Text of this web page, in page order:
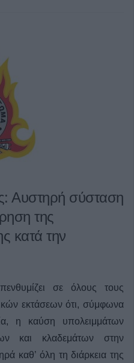
Αυστηρή σύσταση
της
κατά την
σε όλους τους
εκτάσεων ότι, σύμφωνα
η καύση υπολειμμάτων
και κλαδεμάτων στην
καθ’ όλη τη διάρκεια της